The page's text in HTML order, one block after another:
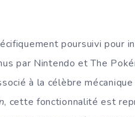
poursuivi pour
Nintendo et The
à la célèbre
, cette fonctionnalité est